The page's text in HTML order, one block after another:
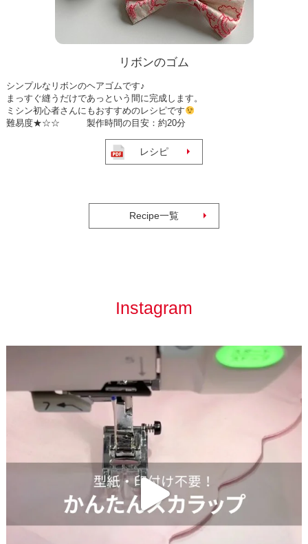
リボンのゴム
シンプルなリボンのヘアゴムです♪
まっすぐ縫うだけであっという間に完成します。
ミシン初心者さんにもおすすめのレシピです
難易度★☆☆ 製作時間の目安：約20分
レシピ
Recipe一覧
Instagram